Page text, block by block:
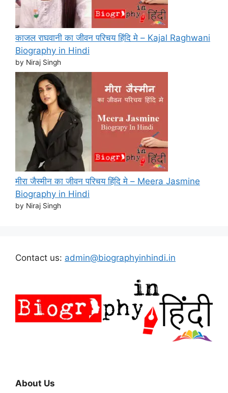
काजल राघवानी का जीवन परिचय हिंदि मे – Kajal Raghwani
Biography in Hindi
by Niraj Singh
मीरा जैस्मीन का जीवन परिचय हिंदि मे – Meera Jasmine
Biography in Hindi
by Niraj Singh
Contact us: admin@biographyinhindi.in
About Us